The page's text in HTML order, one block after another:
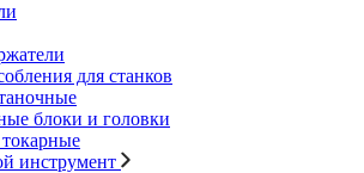
для станков
блоки и головки
инструмент